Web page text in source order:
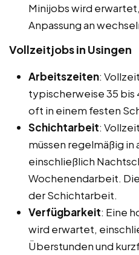
Minijobs wird
Anpassung an
Vollzeitjobs in Usingen
Arbeitszeiten:
typischerweise 35 bis
oft in einem festen
Schichtarbeit:
müssen regelmäßig
einschließlich
Wochenendarbeit.
der Schichtarbeit.
Verfügbarkeit: Eine
wird erwartet,
Überstunden und